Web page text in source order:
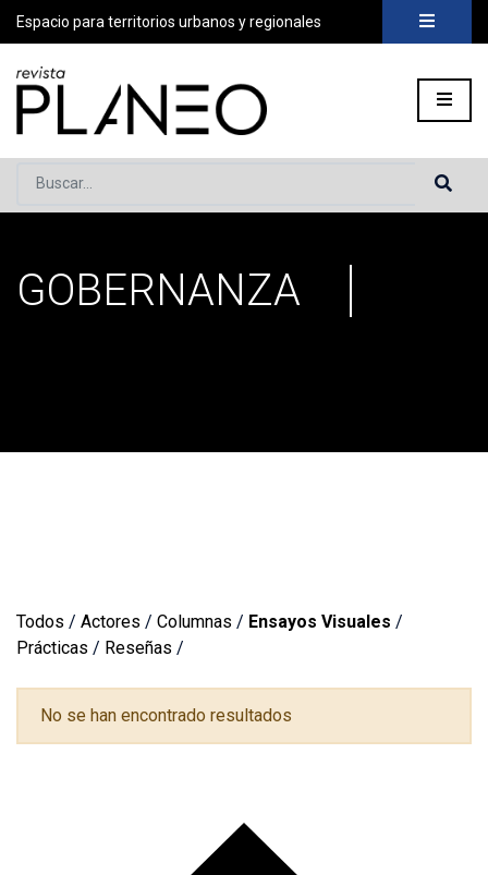
Espacio para territorios urbanos y regionales
Buscar...
Portada »gobernanza
GOBERNANZA
Todos / Actores / Columnas / Ensayos Visuales /
Prácticas / Reseñas /
No se han encontrado resultados